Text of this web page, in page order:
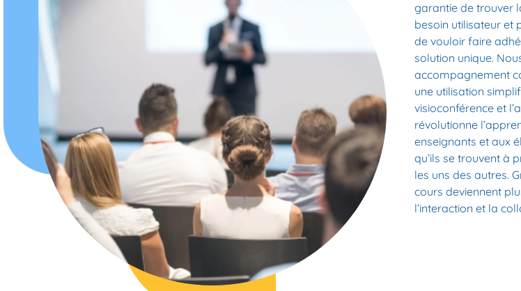
garantie de trouver
besoin utilisateur et
de vouloir faire
solution unique.
accompagnement
une utilisation
visioconférence et
révolutionne
enseignants et aux
qu’ils se trouvent à
les uns des autres.
cours deviennent
l’interaction et la